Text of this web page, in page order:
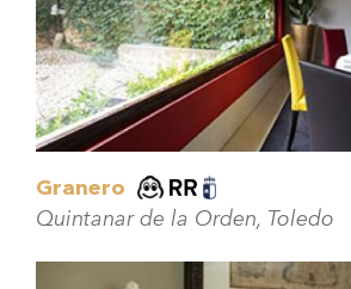
Granero
Quintanar de la Orden, Toledo